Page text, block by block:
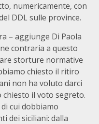
numericamente, con
DDL sulle province.
– aggiunge Di Paola
contraria a questo
storture normative
chiesto il ritiro
non ha voluto darci
chiesto il voto segreto.
cui dobbiamo
dei siciliani: dalla